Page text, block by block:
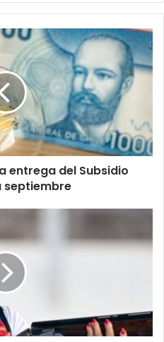
entrega del Subsidio
septiembre